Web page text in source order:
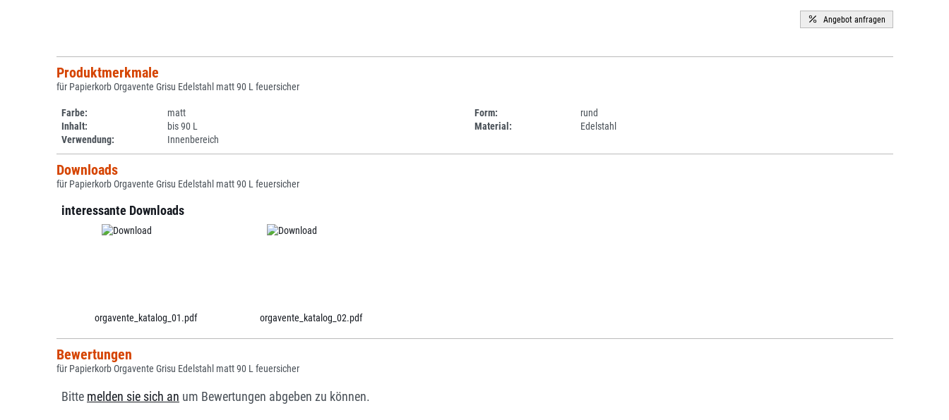
Produktmerkmale
für Papierkorb Orgavente Grisu Edelstahl matt 90 L feuersicher
Farbe: matt Form:
rund
Inhalt:
bis 90 L Material:
Edelstahl
Verwendung:
Innenbereich
Downloads
für Papierkorb Orgavente Grisu Edelstahl matt 90 L feuersicher
interessante Downloads
orgavente_katalog_01.pdf orgavente_katalog_02.pdf
Bewertungen
für Papierkorb Orgavente Grisu Edelstahl matt 90 L feuersicher
Bitte melden sie sich an um Bewertungen abgeben zu können.